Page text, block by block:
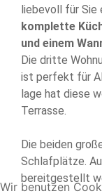
SEMINARE
KONTAKT
liebevoll für Sie
komplette
und einem
Die dritte
ist perfekt für
lage hat diese
Terrasse.
Die beiden
Schlafplätze.
bereitgestellt
Wir benutzen